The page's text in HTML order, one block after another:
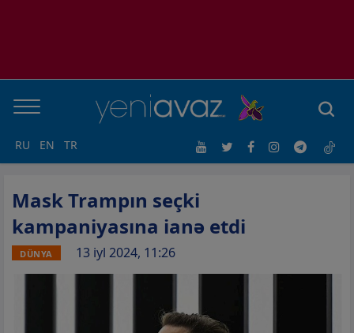
RU EN TR
Mask Trampın seçki
kampaniyasına ianə etdi
DÜNYA 13 iyl 2024, 11:26